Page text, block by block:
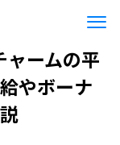
ャームの平
やボーナ